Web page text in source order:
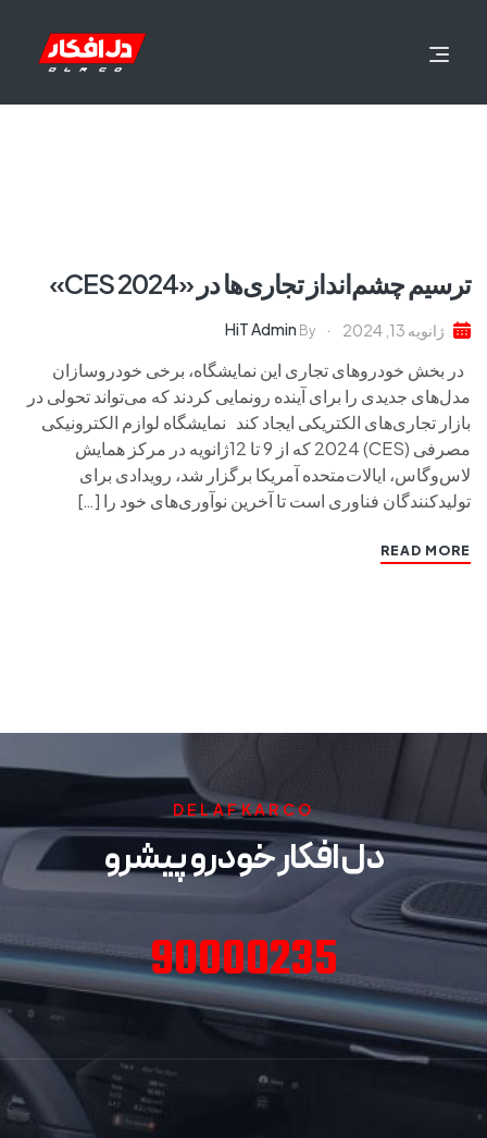
ترسیم چشم‌انداز تجاری‌ها در «CES 2024»
ژانویه 13, 2024 By
HiT Admin
در بخش خودروهای تجاری این نمایشگاه، برخی خودروسازان
مدل‌های جدیدی را برای آینده رونمایی کردند که می‌تواند تحولی در
بازار تجاری‌های الکتریکی ایجاد کند نمایشگاه لوازم الکترونیکی
مصرفی (CES) 2024 که از 9 تا 12ژانویه در مرکز همایش
لاس‌وگاس، ایالات‌متحده آمریکا برگزار شد، رویدادی برای
تولیدکنندگان فناوری است تا آخرین نوآوری‌های خود را […]
READ MORE
DELAFKARCO
دل افکار خودرو پیشرو
90000235